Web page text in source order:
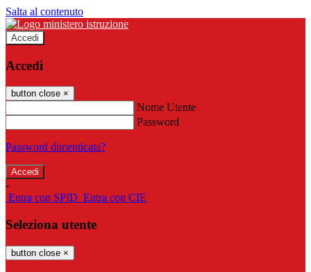
Salta al contenuto
Accedi
Accedi
button close ×
Nome Utente
Password
Password dimenticata?
-
Entra con SPID Entra con CIE
Seleziona utente
button close ×